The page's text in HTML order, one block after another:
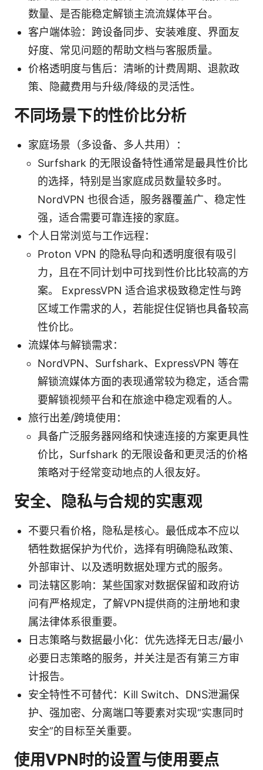
数量、是否能稳定解锁主流流媒体平台。
客户端体验：跨设备同步、安装难度、界面友
好度、常见问题的帮助文档与客服质量。
价格透明度与售后：清晰的计费周期、退款政
策、隐藏费用与升级/降级的灵活性。
不同场景下的性价比分析
家庭场景（多设备、多人共用）：
Surfshark 的无限设备特性通常是最具性价比
的选择，特别是当家庭成员数量较多时。
NordVPN 也很合适，服务器覆盖广、稳定性
强，适合需要可靠连接的家庭。
个人日常浏览与工作远程：
Proton VPN 的隐私导向和透明度很有吸引
力，且在不同计划中可找到性价比比较高的方
案。 ExpressVPN 适合追求极致稳定性与跨
区域工作需求的人，若能捉住促销也具备较高
性价比。
流媒体与解锁需求：
NordVPN、Surfshark、ExpressVPN 等在
解锁流媒体方面的表现通常较为稳定，适合需
要解锁视频平台和在旅途中稳定观看的人。
旅行出差/跨境使用：
具备广泛服务器网络和快速连接的方案更具性
价比，Surfshark 的无限设备和更灵活的价格
策略对于经常变动地点的人很友好。
安全、隐私与合规的实惠观
不要只看价格，隐私是核心。最低成本不应以
牺牲数据保护为代价，选择有明确隐私政策、
外部审计、以及透明数据处理方式的服务。
司法辖区影响：某些国家对数据保留和政府访
问有严格规定，了解VPN提供商的注册地和隶
属法律体系很重要。
日志策略与数据最小化：优先选择无日志/最小
必要日志策略的服务，并关注是否有第三方审
计报告。
安全特性不可替代：Kill Switch、DNS泄漏保
护、强加密、分离端口等要素对实现“实惠同时
安全”的目标至关重要。
使用VPN时的设置与使用要点